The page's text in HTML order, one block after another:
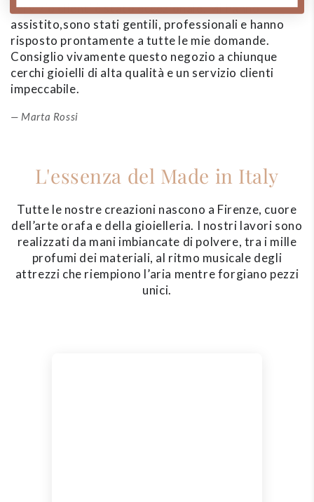
servizio clienti è stato eccezionale. Mi hanno
assistito,sono stati gentili, professionali e hanno
risposto prontamente a tutte le mie domande.
Consiglio vivamente questo negozio a chiunque
cerchi gioielli di alta qualità e un servizio clienti
impeccabile.
Marta Rossi
L'essenza del Made in Italy
Tutte le nostre creazioni nascono a Firenze, cuore
dell’arte orafa e della gioielleria. I nostri lavori sono
realizzati da mani imbiancate di polvere, tra i mille
profumi dei materiali, al ritmo musicale degli
attrezzi che riempiono l’aria mentre forgiano pezzi
unici.